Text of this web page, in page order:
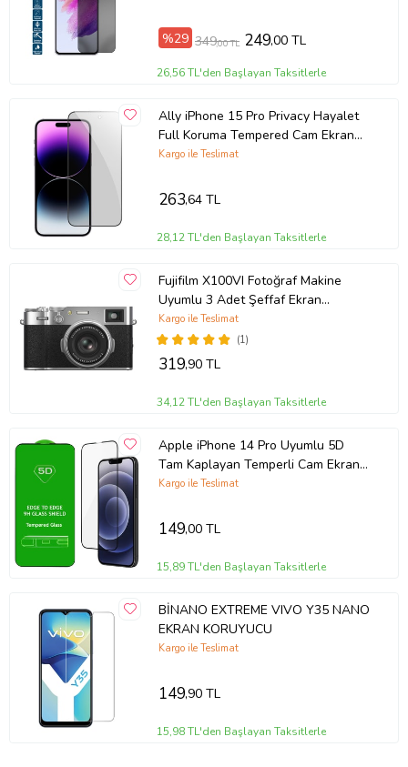
%29 349,00 TL 249,00 TL
26,56 TL'den Başlayan Taksitlerle
Ally iPhone 15 Pro Privacy Hayalet
Full Koruma Tempered Cam Ekran
Koruyucu (Siyah)
Kargo ile Teslimat
263,64 TL
28,12 TL'den Başlayan Taksitlerle
Fujifilm X100VI Fotoğraf Makine
Uyumlu 3 Adet Şeffaf Ekran
koruyucu Nano Jelatin
(1)
Kargo ile Teslimat
319,90 TL
34,12 TL'den Başlayan Taksitlerle
Apple iPhone 14 Pro Uyumlu 5D
Tam Kaplayan Temperli Cam Ekran
Koruyucu
Kargo ile Teslimat
149,00 TL
15,89 TL'den Başlayan Taksitlerle
BİNANO EXTREME VIVO Y35 NANO
EKRAN KORUYUCU
Kargo ile Teslimat
149,90 TL
15,98 TL'den Başlayan Taksitlerle